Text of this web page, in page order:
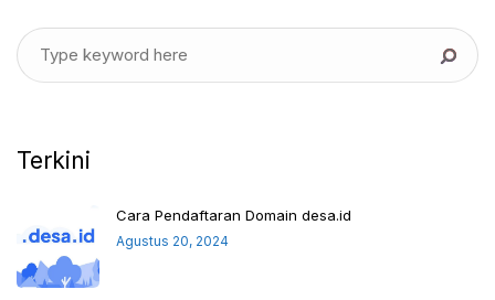
Terkini
Cara Pendaftaran Domain desa.id
Agustus 20, 2024